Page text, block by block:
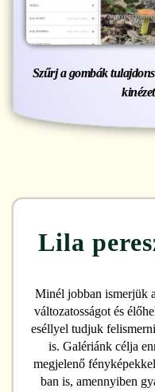
Szűrj a gombák
Lila
Minél jobban ismerjük
változatosságot és
eséllyel tudjuk
is. Galériánk célja
megjelenő
ban is, amennyiben